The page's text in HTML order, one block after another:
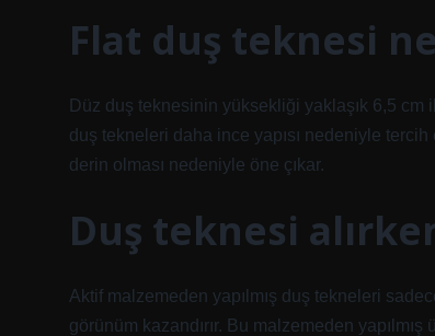
Flat duş teknesi
Düz duş teknesinin yüksekliği yaklaşık 6,5 cm
duş tekneleri daha ince yapısı nedeniyle
derin olması nedeniyle öne çıkar.
Duş teknesi
Aktif malzemeden yapılmış duş tekneleri
görünüm kazandırır. Bu malzemeden